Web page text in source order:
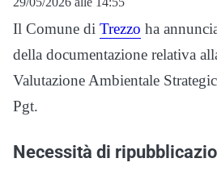
Il Comune di Trezzo ha
della documentazione relativa
Valutazione Ambientale
Pgt.
Necessità di